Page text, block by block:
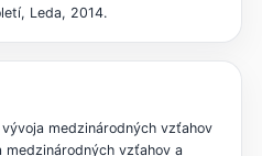
Leda, 2014.
medzinárodných vzťahov
vzťahov a